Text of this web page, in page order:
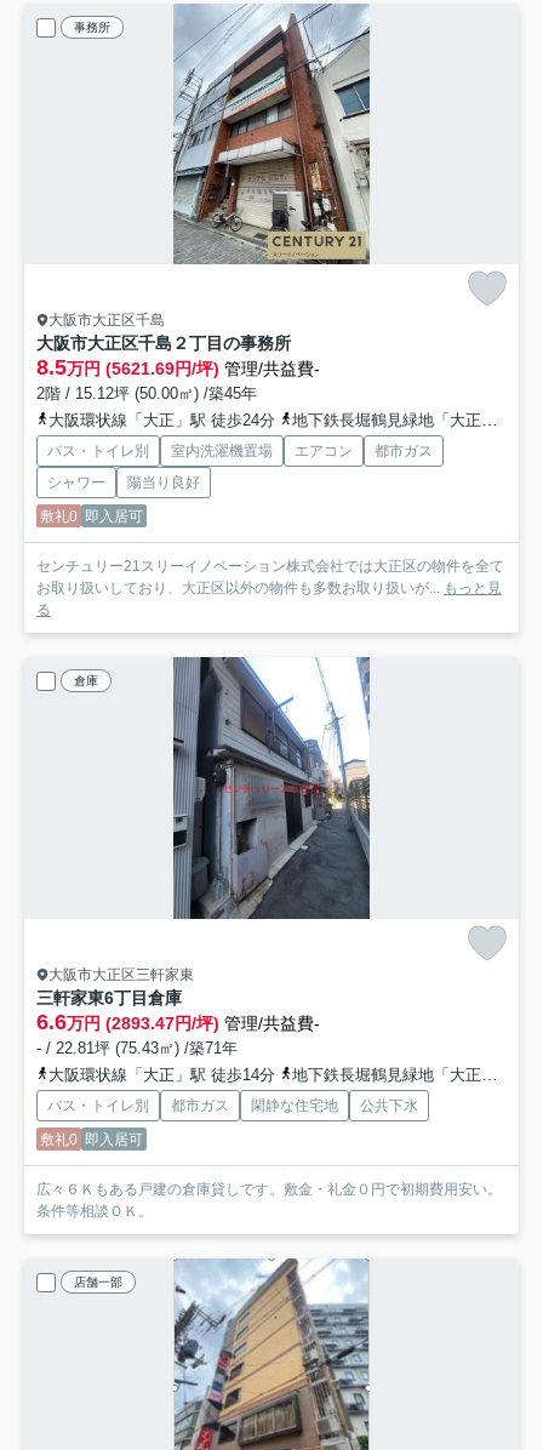
事務所
大阪市大正区千島
大阪市大正区千島２丁目の事務所
8.5万円 (5621.69円/坪) 管理/共益費-
2階 / 15.12坪 (50.00㎡) /築45年
大阪環状線「大正」駅 徒歩24分
地下鉄長堀鶴見緑地「大正」駅 徒歩24分
バス・トイレ別 室内洗濯機置場 エアコン
都市ガス
シャワー
陽当り良好
敷礼0 即入居可
センチュリー21スリーイノベーション株式会社では大正区の物件を全て
お取り扱いしており、大正区以外の物件も多数お取り扱いが... もっと見
る
倉庫
大阪市大正区三軒家東
三軒家東6丁目倉庫
6.6万円 (2893.47円/坪) 管理/共益費-
- / 22.81坪 (75.43㎡) /築71年
大阪環状線「大正」駅 徒歩14分
地下鉄長堀鶴見緑地「大正」駅 徒歩14分
バス・トイレ別 都市ガス 閑静な住宅地
公共下水
敷礼0 即入居可
広々６Ｋもある戸建の倉庫貸しです。敷金・礼金０円で初期費用安い。
条件等相談ＯＫ。
店舗一部